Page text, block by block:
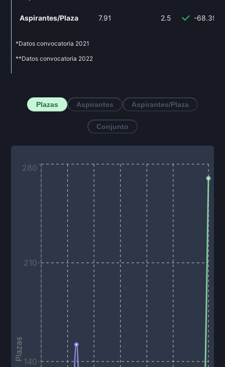
Aspirantes/Plaza 7.91 2.5 -68.39%
*Datos convocatoria 2021
**Datos convocatoria 2022
Plazas Aspirantes Aspirantes/Plaza
Conjunto
140
210
280
Plazas